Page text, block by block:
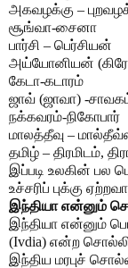
அகவழக்கு –
சூங்வா-சைனா
பார்சி – பெர்சியன்
அய்யோனியன்
கேடா-கடாரம்
ஜாவ் (ஜாவா) -
நக்கவரம்-நிகோபார்
மாலத்தீவு –
தமிழ் – திரமிடம்,
இப்படி உலகின் பல
உச்சரிப் புக்கு
இந்தியா என்னும்
இந்தியா என்னும்
(Ivdia) என்ற
இந்திய மரபுச்